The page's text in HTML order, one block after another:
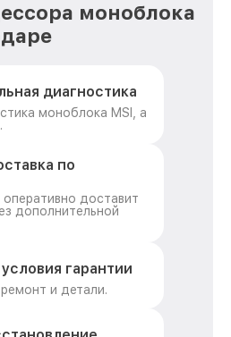
моноблока
диагностика
моноблока MSI, а
по
доставит
дополнительной
гарантии
и детали.